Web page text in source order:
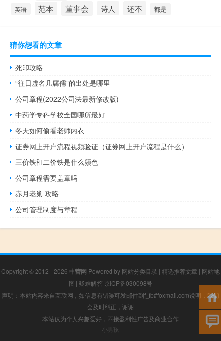
英语 范本 董事会 诗人 还不 都是
猜你想看的文章
死印攻略
“往日虚名几腐儒”的出处是哪里
公司章程(2022公司法最新修改版)
中药学专科学校全国哪所最好
冬天如何偷看老师内衣
证券网上开户流程视频验证（证券网上开户流程是什么）
三价铁和二价铁是什么颜色
公司章程需要盖章吗
赤月老巢 攻略
公司管理制度与章程
Copyright © 2012 - 2026 中营网 Powered by 网站分类目录 | 精选推荐文章 | 网站地
图 | 疑难解答 京ICP备030098号
声明：本站内容来自互联网，如信息有错误可发邮件到f_fb#foxmail.com说明，我们
会及时纠正，谢谢
本站仅为个人兴趣爱好，不接盈利性广告及商业合作
小男孩